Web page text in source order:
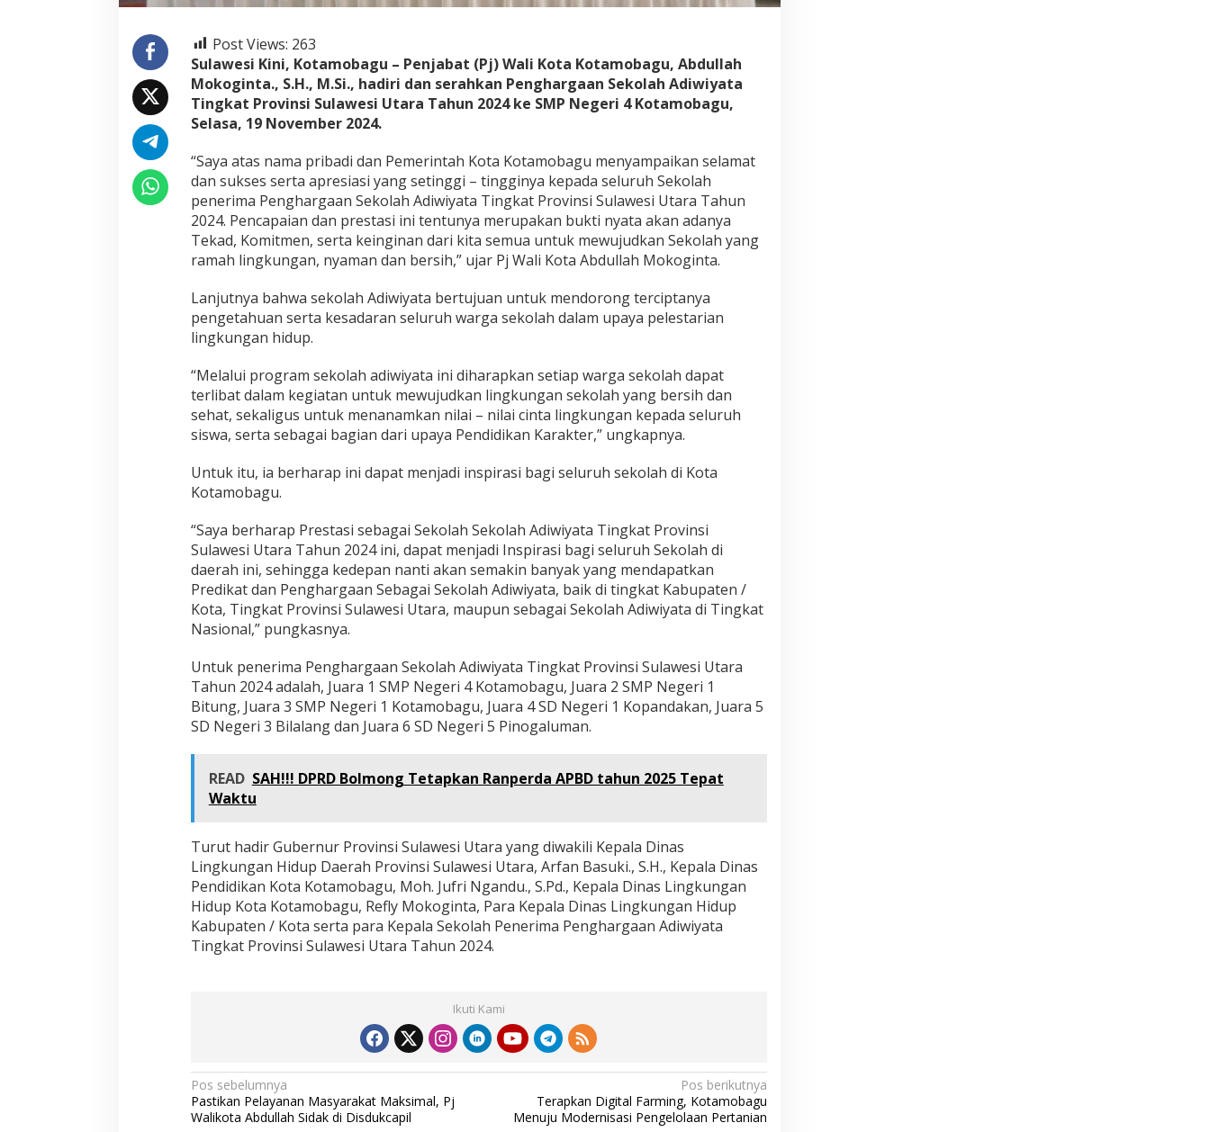
r
a
a
n
A
d
i
w
y
a
a
k
e
S
P
N
4
K
t
a
m
o
b
g
u
Post Views: 263
Sulawesi Kini, Kotamobagu – Penjabat (Pj) Wali Kota Kotamobagu, Abdullah
Mokoginta., S.H., M.Si., hadiri dan serahkan Penghargaan Sekolah Adiwiyata
Tingkat Provinsi Sulawesi Utara Tahun 2024 ke SMP Negeri 4 Kotamobagu,
Selasa, 19 November 2024.
“Saya atas nama pribadi dan Pemerintah Kota Kotamobagu menyampaikan selamat
dan sukses serta apresiasi yang setinggi – tingginya kepada seluruh Sekolah
penerima Penghargaan Sekolah Adiwiyata Tingkat Provinsi Sulawesi Utara Tahun
2024. Pencapaian dan prestasi ini tentunya merupakan bukti nyata akan adanya
Tekad, Komitmen, serta keinginan dari kita semua untuk mewujudkan Sekolah yang
ramah lingkungan, nyaman dan bersih,” ujar Pj Wali Kota Abdullah Mokoginta.
Lanjutnya bahwa sekolah Adiwiyata bertujuan untuk mendorong terciptanya
pengetahuan serta kesadaran seluruh warga sekolah dalam upaya pelestarian
lingkungan hidup.
“Melalui program sekolah adiwiyata ini diharapkan setiap warga sekolah dapat
terlibat dalam kegiatan untuk mewujudkan lingkungan sekolah yang bersih dan
sehat, sekaligus untuk menanamkan nilai – nilai cinta lingkungan kepada seluruh
siswa, serta sebagai bagian dari upaya Pendidikan Karakter,” ungkapnya.
Untuk itu, ia berharap ini dapat menjadi inspirasi bagi seluruh sekolah di Kota
Kotamobagu.
“Saya berharap Prestasi sebagai Sekolah Sekolah Adiwiyata Tingkat Provinsi
Sulawesi Utara Tahun 2024 ini, dapat menjadi Inspirasi bagi seluruh Sekolah di
daerah ini, sehingga kedepan nanti akan semakin banyak yang mendapatkan
Predikat dan Penghargaan Sebagai Sekolah Adiwiyata, baik di tingkat Kabupaten /
Kota, Tingkat Provinsi Sulawesi Utara, maupun sebagai Sekolah Adiwiyata di Tingkat
Nasional,” pungkasnya.
Untuk penerima Penghargaan Sekolah Adiwiyata Tingkat Provinsi Sulawesi Utara
Tahun 2024 adalah, Juara 1 SMP Negeri 4 Kotamobagu, Juara 2 SMP Negeri 1
Bitung, Juara 3 SMP Negeri 1 Kotamobagu, Juara 4 SD Negeri 1 Kopandakan, Juara 5
SD Negeri 3 Bilalang dan Juara 6 SD Negeri 5 Pinogaluman.
READ SAH!!! DPRD Bolmong Tetapkan Ranperda APBD tahun 2025 Tepat
Waktu
Turut hadir Gubernur Provinsi Sulawesi Utara yang diwakili Kepala Dinas
Lingkungan Hidup Daerah Provinsi Sulawesi Utara, Arfan Basuki., S.H., Kepala Dinas
Pendidikan Kota Kotamobagu, Moh. Jufri Ngandu., S.Pd., Kepala Dinas Lingkungan
Hidup Kota Kotamobagu, Refly Mokoginta, Para Kepala Dinas Lingkungan Hidup
Kabupaten / Kota serta para Kepala Sekolah Penerima Penghargaan Adiwiyata
Tingkat Provinsi Sulawesi Utara Tahun 2024.
Ikuti Kami
N
a
Pos sebelumnya
Pastikan Pelayanan Masyarakat Maksimal, Pj
Walikota Abdullah Sidak di Disdukcapil
Pos berikutnya
Terapkan Digital Farming, Kotamobagu
Menuju Modernisasi Pengelolaan Pertanian